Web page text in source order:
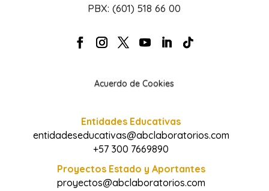
PBX: (601) 518 66 00
Acuerdo de Cookies
Entidades Educativas
entidadeseducativas@abclaboratorios.com
+57 300 7669890
Proyectos Estado y Aportantes
proyectos@abclaboratorios.com